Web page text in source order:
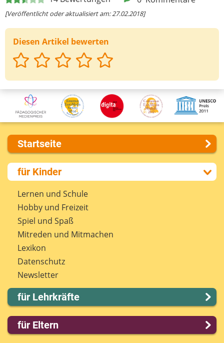
[Veröffentlicht oder aktualisiert am: 27.02.2018]
Diesen Artikel bewerten
möchtest)
Deine Nachricht
Startseite
Über uns
Presse
Kontakt
Impressum
Internet-ABC Sitemap
Barrierefreiheit
Länderprojekte
für Kinder
Lernen und Schule
Hobby und Freizeit
Spiel und Spaß
Mitreden und Mitmachen
Lexikon
Datenschutz
Newsletter
für Lehrkräfte
Lernmodule
Unterrichts­materialien
für Eltern